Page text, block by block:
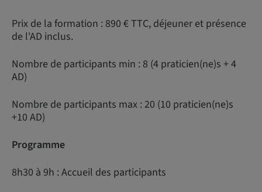
Prix de la formation : 890 € TTC, déjeuner et présence
de l'AD inclus.
Nombre de participants min : 8 (4 praticien(ne)s + 4
AD)
Nombre de participants max : 20 (10 praticien(ne)s
+10 AD)
Programme
8h30 à 9h : Accueil des participants